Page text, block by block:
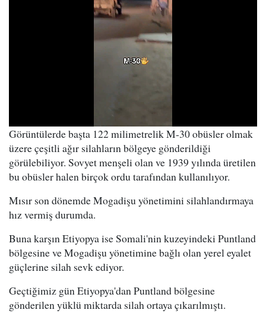
Görüntülerde başta 122 milimetrelik M-30 obüsler olmak
üzere çeşitli ağır silahların bölgeye gönderildiği
görülebiliyor. Sovyet menşeli olan ve 1939 yılında üretilen
bu obüsler halen birçok ordu tarafından kullanılıyor.
Mısır son dönemde Mogadişu yönetimini silahlandırmaya
hız vermiş durumda.
Buna karşın Etiyopya ise Somali'nin kuzeyindeki Puntland
bölgesine ve Mogadişu yönetimine bağlı olan yerel eyalet
güçlerine silah sevk ediyor.
Geçtiğimiz gün Etiyopya'dan Puntland bölgesine
gönderilen yüklü miktarda silah ortaya çıkarılmıştı.